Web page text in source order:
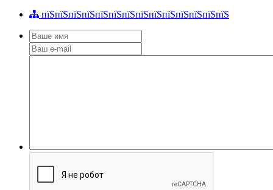
пїЅпїЅпїЅпїЅпїЅпїЅпїЅпїЅпїЅпїЅпїЅпїЅпїЅпїЅ